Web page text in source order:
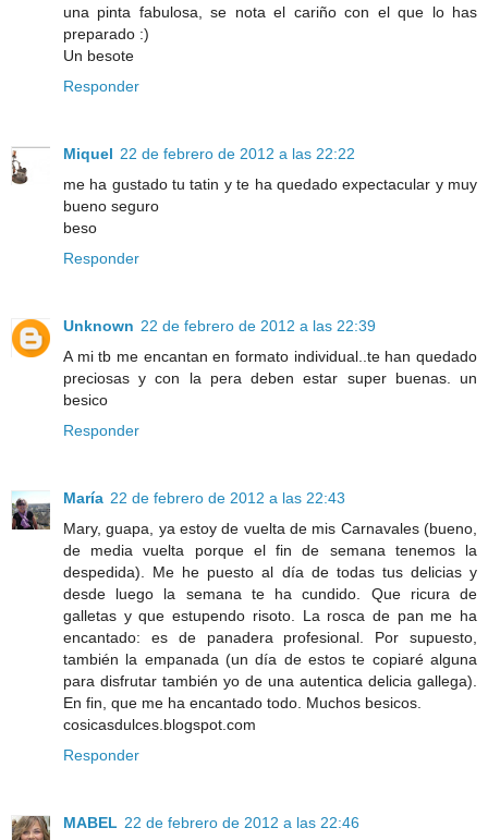
una pinta fabulosa, se nota el cariño con el que lo has
preparado :)
Un besote
Responder
Miquel 22 de febrero de 2012 a las 22:22
me ha gustado tu tatin y te ha quedado expectacular y muy
bueno seguro
beso
Responder
Unknown 22 de febrero de 2012 a las 22:39
A mi tb me encantan en formato individual..te han quedado
preciosas y con la pera deben estar super buenas. un
besico
Responder
María 22 de febrero de 2012 a las 22:43
Mary, guapa, ya estoy de vuelta de mis Carnavales (bueno,
de media vuelta porque el fin de semana tenemos la
despedida). Me he puesto al día de todas tus delicias y
desde luego la semana te ha cundido. Que ricura de
galletas y que estupendo risoto. La rosca de pan me ha
encantado: es de panadera profesional. Por supuesto,
también la empanada (un día de estos te copiaré alguna
para disfrutar también yo de una autentica delicia gallega).
En fin, que me ha encantado todo. Muchos besicos.
cosicasdulces.blogspot.com
Responder
MABEL 22 de febrero de 2012 a las 22:46